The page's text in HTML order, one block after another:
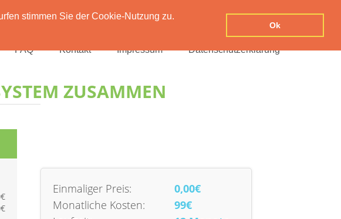
stimmen Sie der Cookie-Nutzung zu.
Ok
FAQ Kontakt Impressum Datenschutzerklärung
ZUSAMMEN
Einmaliger Preis:
0,00€
Monatliche Kosten:
99€